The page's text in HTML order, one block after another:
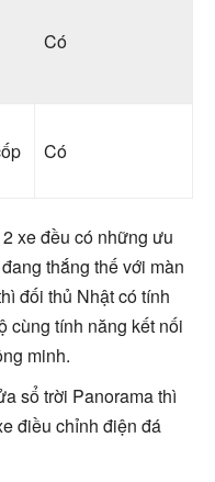
Có
Có
xe đều có những ưu
thắng thế với màn
đối thủ Nhật có tính
cùng tính năng kết nối
minh.
sổ trời Panorama thì
điều chỉnh điện đá